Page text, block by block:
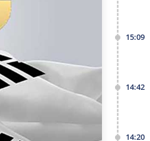
15:09
14:42
14:20